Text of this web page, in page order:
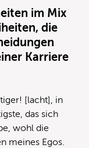
im Mix
die
Karriere
[lacht], in
das sich
wohl die
meines Egos.